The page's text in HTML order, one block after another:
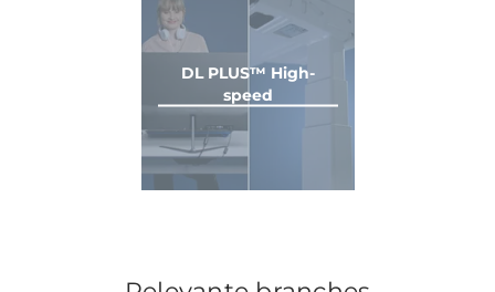
DL PLUS™ High-
speed